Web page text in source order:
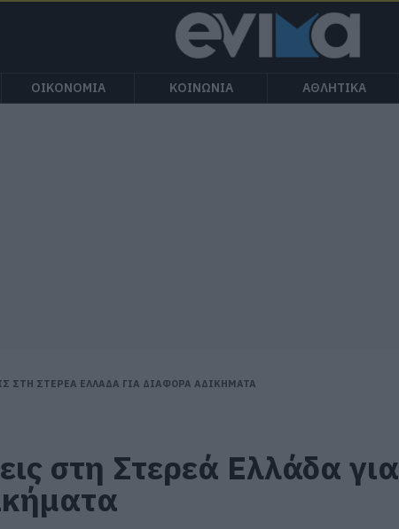
ΟΙΚΟΝΟΜΙΑ ΚΟΙΝΩΝΙΑ ΑΘΛΗΤΙΚΑ
ΣΤΗ ΣΤΕΡΕΑ ΕΛΛΑΔΑ ΓΙΑ ΔΙΑΦΟΡΑ ΑΔΙΚΗΜΑΤΑ
στη Στερεά Ελλάδα για